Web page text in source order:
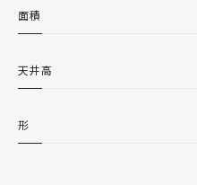
面積
天井高
形